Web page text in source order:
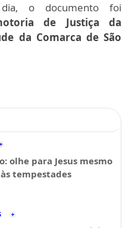
o documento foi
de Justiça da
da Comarca de São
olhe para Jesus mesmo
tempestades